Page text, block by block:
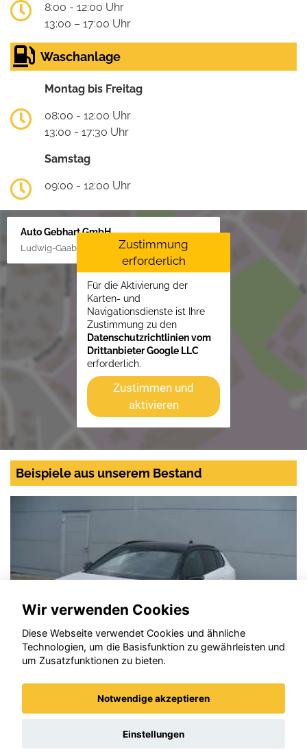
8:00 - 12:00 Uhr
13:00 – 17:00 Uhr
Waschanlage
Montag bis Freitag
08:00 - 12:00 Uhr
13:00 - 17:30 Uhr
Samstag
09:00 - 12:00 Uhr
Auto Gebhart GmbH
Ludwig-Gaab-Str. 4, 88427 Bad Schussenried
Zustimmung
erforderlich
Für die Aktivierung der
Karten- und
Navigationsdienste ist Ihre
Zustimmung zu den
Datenschutzrichtlinien vom
Drittanbieter Google LLC
erforderlich.
Zustimmen und
aktivieren
Beispiele aus unserem Bestand
Wir verwenden Cookies
Diese Webseite verwendet Cookies und ähnliche
Technologien, um die Basisfunktion zu gewährleisten und
um Zusatzfunktionen zu bieten.
Notwendige akzeptieren
Einstellungen